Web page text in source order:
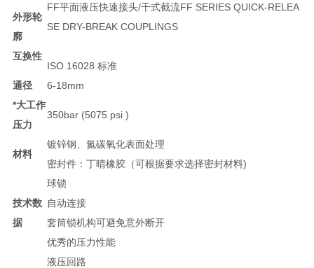
外形轮
廓
互换性
FF平面液压快速接头/干式截流FF SERIES QUICK-RELEA
SE DRY-BREAK COUPLINGS
ISO 16028 标准
通径
6-18mm
*大工作
压力
350bar (5075 psi )
材料
镀锌钢、氮碳氧化表面处理
密封件：丁晴橡胶（可根据要求选择密封材料)
技术数
据
球锁
自动连接
套筒锁机构可避免意外断开
优秀的压力性能
液压回路